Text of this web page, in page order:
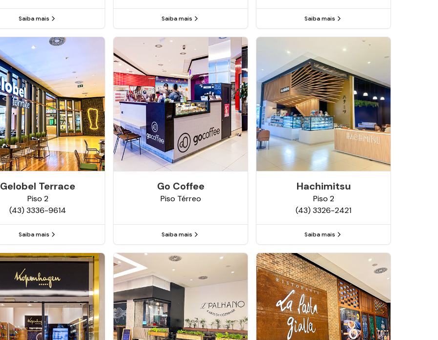
Saiba mais Saiba mais Saiba mais
Gelobel Terrace
Piso 2
(43) 3336-9614
Saiba mais
Go Coffee
Piso Térreo
Saiba mais
Hachimitsu
Piso 2
(43) 3326-2421
Saiba mais